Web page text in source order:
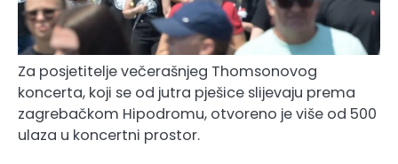
Za posjetitelje večerašnjeg Thomsonovog
koncerta, koji se od jutra pješice slijevaju prema
zagrebačkom Hipodromu, otvoreno je više od 500
ulaza u koncertni prostor.